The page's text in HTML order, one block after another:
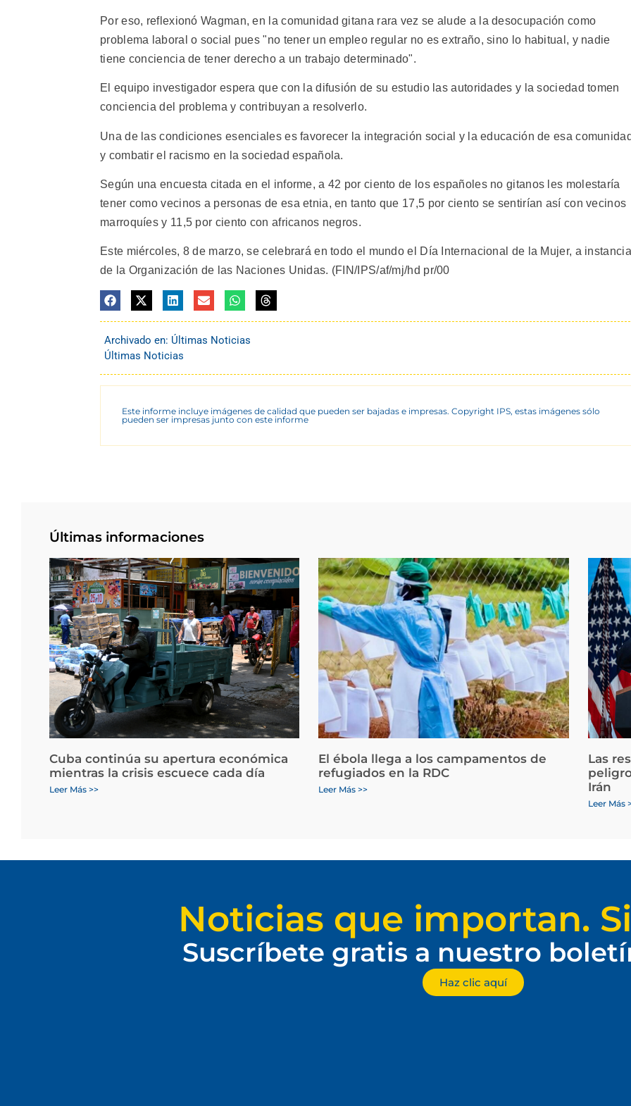
Por eso, reflexionó Wagman, en la comunidad gitana rara vez se alude a la desocupación como
problema laboral o social pues "no tener un empleo regular no es extraño, sino lo habitual, y nadie
tiene conciencia de tener derecho a un trabajo determinado".
El equipo investigador espera que con la difusión de su estudio las autoridades y la sociedad tomen
conciencia del problema y contribuyan a resolverlo.
Una de las condiciones esenciales es favorecer la integración social y la educación de esa
y combatir el racismo en la sociedad española.
Según una encuesta citada en el informe, a 42 por ciento de los españoles no gitanos les molestaría
tener como vecinos a personas de esa etnia, en tanto que 17,5 por ciento se sentirían así con vecinos
marroquíes y 11,5 por ciento con africanos negros.
Este miércoles, 8 de marzo, se celebrará en todo el mundo el Día Internacional de la Mujer, a
de la Organización de las Naciones Unidas. (FIN/IPS/af/mj/hd pr/00
Archivado en: Últimas Noticias
Últimas Noticias
Este informe incluye imágenes de calidad que pueden ser bajadas e impresas. Copyright IPS, estas imágenes sólo
pueden ser impresas junto con este informe
Últimas informaciones
Cuba continúa su apertura económica
mientras la crisis escuece cada día
Leer Más >>
El ébola llega a los campamentos de
refugiados en la RDC
Leer Más >>
Las
Irán
Leer Más
Noticias que importan.
Suscríbete gratis a nuestro
Haz clic aquí